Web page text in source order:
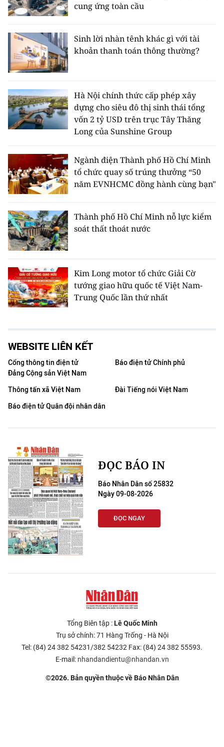
cung ứng toàn cầu
Sinh lời nhàn tênh khác gì với tài
khoản thanh toán thông thường?
Hà Nội chính thức cấp phép xây
dựng cho siêu đô thị sinh thái tổng
vốn 2 tỷ USD trên trục Tây Thăng
Long của Sunshine Group
Ngành điện Thành phố Hồ Chí Minh
tổ chức quay số trúng thưởng “50
năm EVNHCMC đồng hành cùng bạn"
Thành phố Hồ Chí Minh nỗ lực kiểm
soát thất thoát nước
Kim Long motor tổ chức Giải Cờ
tướng giao hữu quốc tế Việt Nam-
Trung Quốc lần thứ nhất
WEBSITE LIÊN KẾT
Cổng thông tin điện tử
Đảng Cộng sản Việt Nam
Báo điện tử Chính phủ
Thông tấn xã Việt Nam
Đài Tiếng nói Việt Nam
Báo điện tử Quân đội nhân dân
ĐỌC BÁO IN
Báo Nhân Dân số 25832
Ngày 09-08-2026
ĐỌC NGAY
Tổng Biên tập :Lê Quốc Minh
Trụ sở chính: 71 Hàng Trống - Hà Nội
Tel: (84) 24 382 54231/382 54232 Fax: (84) 24 382 55593.
E-mail: nhandandientu@nhandan.vn
©2026. Bản quyền thuộc về Báo Nhân Dân